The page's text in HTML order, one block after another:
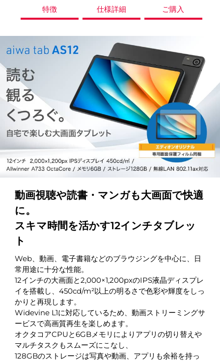
特徴 仕様詳細 ご購入
動画視聴や読書・マンガも大画面で快適
に。
スキマ時間を活かす12インチタブレッ
ト
Web、動画、電子書籍などのブラウジングを中心に、日
常用途に十分な性能。
12インチの大画面と2,000×1,200pxのIPS液晶ディスプレ
イを搭載し、450cd/m²以上の明るさで色彩や輝度をしっ
かりと再現します。
Widevine L1に対応しているため、動画ストリーミングサ
ービスで高画質再生を楽しめます。
オクタコアCPUと6GBメモリによりアプリの切り替えや
マルチタスクもスムーズにこなし、
128GBのストレージは写真や動画、アプリも余裕を持っ